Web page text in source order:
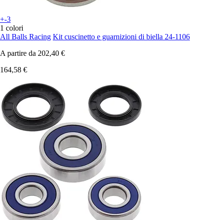
+-3
1 colori
All Balls Racing Kit cuscinetto e guarnizioni di biella 24-1106
A partire da 202,40 €
164,58 €